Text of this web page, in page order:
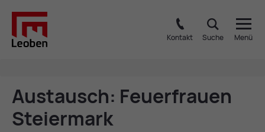
Kontakt Suche Menü
Aus­tausch: Feu­er­frau­en
Stei­er­mark